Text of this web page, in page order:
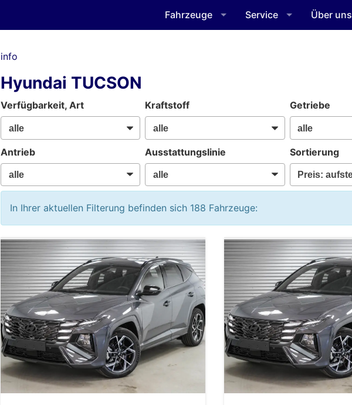
Fahrzeuge Service Über uns
info
Hyundai TUCSON
Verfügbarkeit, Art Kraftstoff Getriebe
Antrieb Ausstattungslinie Sortierung
In Ihrer aktuellen Filterung befinden sich 188 Fahrzeuge: